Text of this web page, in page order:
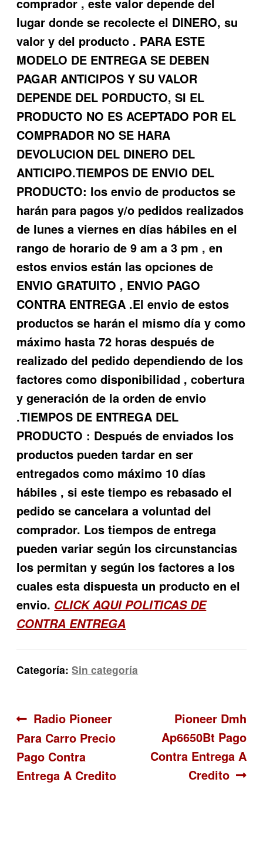
lugar donde se recolecte el DINERO, su
valor y del producto . PARA ESTE
MODELO DE ENTREGA SE DEBEN
PAGAR ANTICIPOS Y SU VALOR
DEPENDE DEL PORDUCTO, SI EL
PRODUCTO NO ES ACEPTADO POR EL
COMPRADOR NO SE HARA
DEVOLUCION DEL DINERO DEL
ANTICIPO.TIEMPOS DE ENVIO DEL
PRODUCTO: los envio de productos se
harán para pagos y/o pedidos realizados
de lunes a viernes en días hábiles en el
rango de horario de 9 am a 3 pm , en
estos envios están las opciones de
ENVIO GRATUITO , ENVIO PAGO
CONTRA ENTREGA .El envio de estos
productos se harán el mismo día y como
máximo hasta 72 horas después de
realizado del pedido dependiendo de los
factores como disponibilidad , cobertura
y generación de la orden de envio
.TIEMPOS DE ENTREGA DEL
PRODUCTO : Después de enviados los
productos pueden tardar en ser
entregados como máximo 10 días
hábiles , si este tiempo es rebasado el
pedido se cancelara a voluntad del
comprador. Los tiempos de entrega
pueden variar según los circunstancias
los permitan y según los factores a los
cuales esta dispuesta un producto en el
envio. CLICK AQUI POLITICAS DE
CONTRA ENTREGA
Categoría:Sin categoría
Navegación
de
entradas
Anterior:
Radio Pioneer
Para Carro Precio
Pago Contra
Entrega A Credito
Siguiente:
Pioneer Dmh
Ap6650Bt Pago
Contra Entrega A
Credito